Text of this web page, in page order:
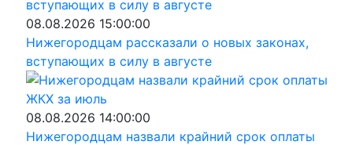
08.08.2026 15:00:00
Нижегородцам рассказали о новых законах,
вступающих в силу в августе
08.08.2026 14:00:00
Нижегородцам назвали крайний срок оплаты